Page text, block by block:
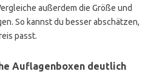
außerdem die Größe und
So kannst du besser abschätzen,
passt.
Auflagenboxen deutlich